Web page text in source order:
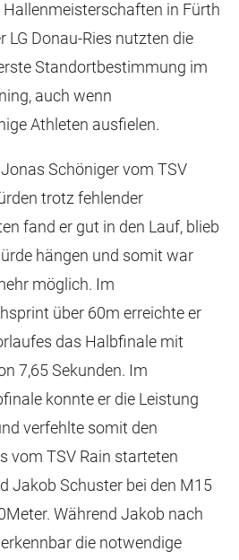
in Fürth
LG Donau-Ries nutzten die
Standortbestimmung im
auch wenn
Athleten ausfielen.
Schöniger vom TSV
trotz fehlender
fand er gut in den Lauf, blieb
hängen und somit war
möglich. Im
über 60m erreichte er
das Halbfinale mit
7,65 Sekunden. Im
konnte er die Leistung
verfehlte somit den
vom TSV Rain starteten
Jakob Schuster bei den M15
Während Jakob nach
die notwendige